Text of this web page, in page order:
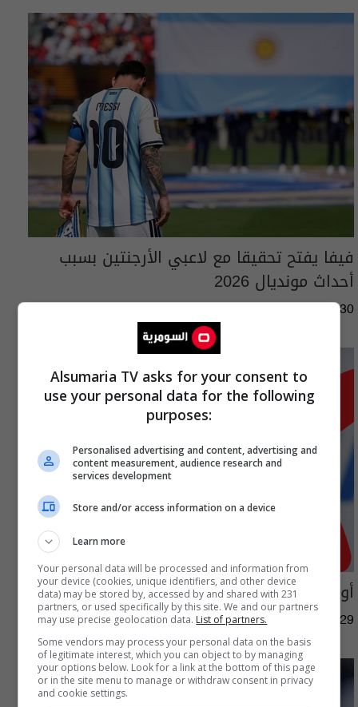
فيفا يفتح تحقيقا مع لاعبي الأرجنتين بسبب
أحداث مونديال 2026
01:45 | 2026-07-30
أوروبا تهدد بمقاطعة كأس العالم
09:19 | 2026-07-29
Alsumaria TV asks for your consent to
use your personal data for the following
purposes:
Personalised advertising and content, advertising and
content measurement, audience research and
services development
Store and/or access information on a device
Learn more
Your personal data will be processed and information from
your device (cookies, unique identifiers, and other device
data) may be stored by, accessed by and shared with 231
partners, or used specifically by this site. We and our partners
may use precise geolocation data. List of partners.
Some vendors may process your personal data on the basis
of legitimate interest, which you can object to by managing
your options below. Look for a link at the bottom of this page
or in the site menu to manage or withdraw consent in privacy
and cookie settings.